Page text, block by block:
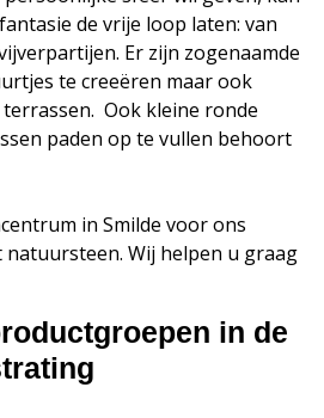
de vrije loop laten: van
Er zijn zogenaamde
te creeëren maar ook
Ook kleine ronde
paden op te vullen behoort
in Smilde voor ons
Wij helpen u graag
in de